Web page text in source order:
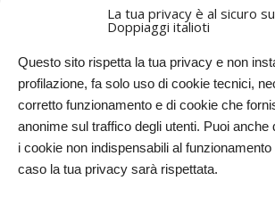
La tua privacy è al sicuro su
Doppiaggi italioti
Questo sito rispetta la tua privacy e non
profilazione, fa solo uso di cookie tecnici,
corretto funzionamento e di cookie che
anonime sul traffico degli utenti. Puoi anche
i cookie non indispensabili al
caso la tua privacy sarà rispettata.
ARTICOLI